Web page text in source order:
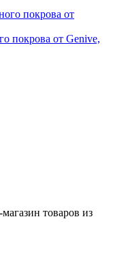
покрова от Genive,
товаров из